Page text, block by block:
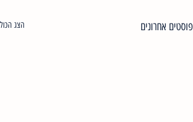
פוסטים אחרונים הצג הכול